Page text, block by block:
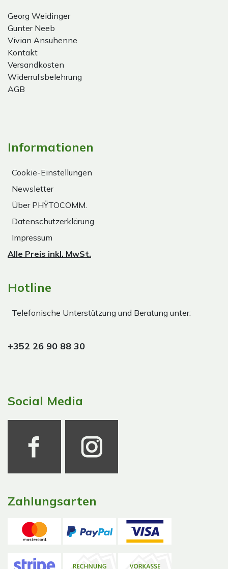
Georg Weidinger
Gunter Neeb
Vivian Ansuhenne
Kontakt
Versandkosten
Widerrufsbelehrung
AGB
Informationen
Cookie-Einstellungen
Newsletter
Über PHŸTOCOMM.
Datenschutzerklärung
Impressum
Alle Preis inkl. MwSt.
Hotline
Telefonische Unterstützung und Beratung unter:
+352 26 90 88 30
Social Media
Zahlungsarten